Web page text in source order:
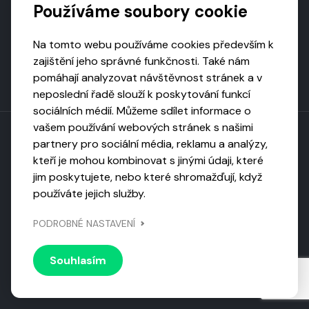
Toto dílo podléhá licenci CC BY-NC-ND
Uveďte původ, neužívejte komerčně, nezpracovávejte.
Národní knihovnou ČR
© 2026 Visiongame. Všechna práva vyhrazena.
ochrany soukromí
Používáme soubory cookie
Na tomto webu používáme cookies především k
zajištění jeho správné funkčnosti. Také nám
pomáhají analyzovat návštěvnost stránek a v
neposlední řadě slouží k poskytování funkcí
sociálních médií. Můžeme sdílet informace o
vašem používání webových stránek s našimi
partnery pro sociální média, reklamu a analýzy,
kteří je mohou kombinovat s jinými údaji, které
jim poskytujete, nebo které shromažďují, když
používáte jejich služby.
PODROBNÉ NASTAVENÍ
Souhlasím